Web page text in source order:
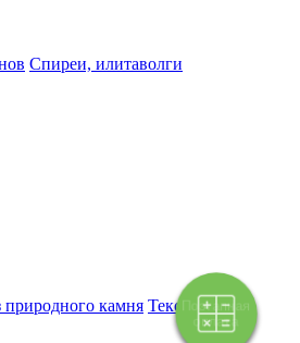
Поэтапная
оплата
Спиреи, илитаволги
природного камня Текстиль